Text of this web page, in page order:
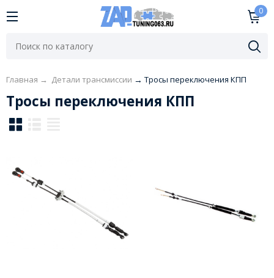
0
Главная → Детали трансмиссии → Тросы переключения КПП
Тросы переключения КПП